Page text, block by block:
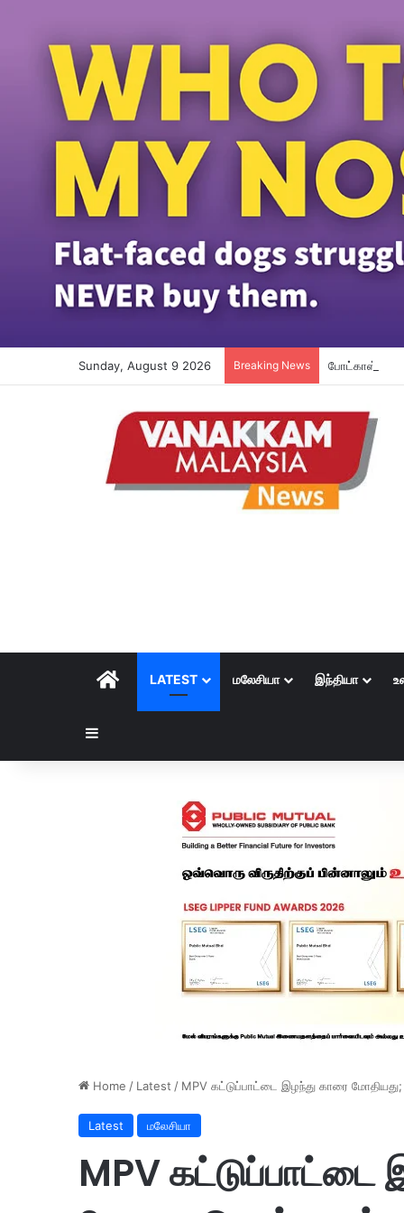
Sunday, August 9 2026 Breaking News போட்காஸ்ட்
HOMELATEST மலேசியா இந்தியா
Home / Latest / MPV கட்டுப்பாட்டை இழந்து காரை
Latest மலேசியா
MPV கட்டுப்பாட்டை